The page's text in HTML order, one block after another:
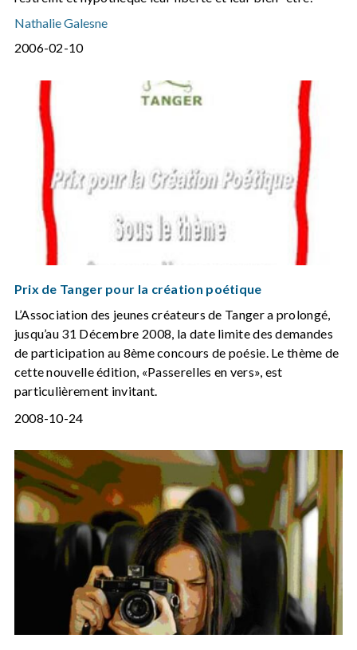
Nathalie Galesne
2006-02-10
Prix de Tanger pour la création poétique
L’Association des jeunes créateurs de Tanger a prolongé,
jusqu’au 31 Décembre 2008, la date limite des demandes
de participation au 8ème concours de poésie. Le thème de
cette nouvelle édition, «Passerelles en vers», est
particulièrement invitant.
2008-10-24